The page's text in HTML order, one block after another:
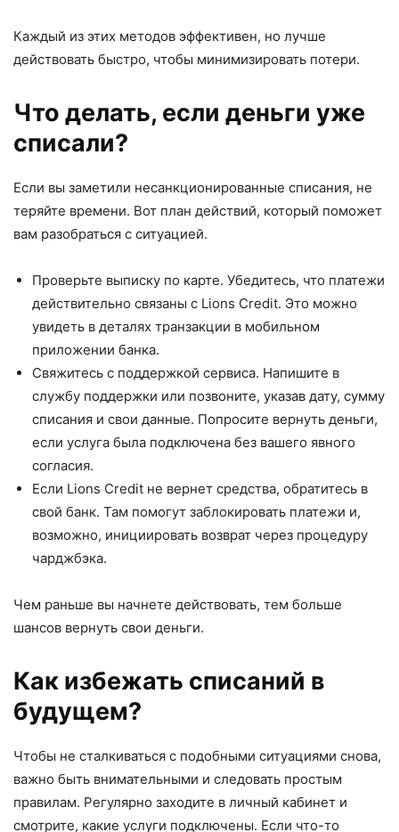
Каждый из этих методов эффективен, но лучше
действовать быстро, чтобы минимизировать потери.
Что делать, если деньги уже
списали?
Если вы заметили несанкционированные списания, не
теряйте времени. Вот план действий, который поможет
вам разобраться с ситуацией.
Проверьте выписку по карте. Убедитесь, что платежи
действительно связаны с Lions Credit. Это можно
увидеть в деталях транзакции в мобильном
приложении банка.
Свяжитесь с поддержкой сервиса. Напишите в
службу поддержки или позвоните, указав дату, сумму
списания и свои данные. Попросите вернуть деньги,
если услуга была подключена без вашего явного
согласия.
Если Lions Credit не вернет средства, обратитесь в
свой банк. Там помогут заблокировать платежи и,
возможно, инициировать возврат через процедуру
чарджбэка.
Чем раньше вы начнете действовать, тем больше
шансов вернуть свои деньги.
Как избежать списаний в
будущем?
Чтобы не сталкиваться с подобными ситуациями снова,
важно быть внимательными и следовать простым
правилам. Регулярно заходите в личный кабинет и
смотрите, какие услуги подключены. Если что-то